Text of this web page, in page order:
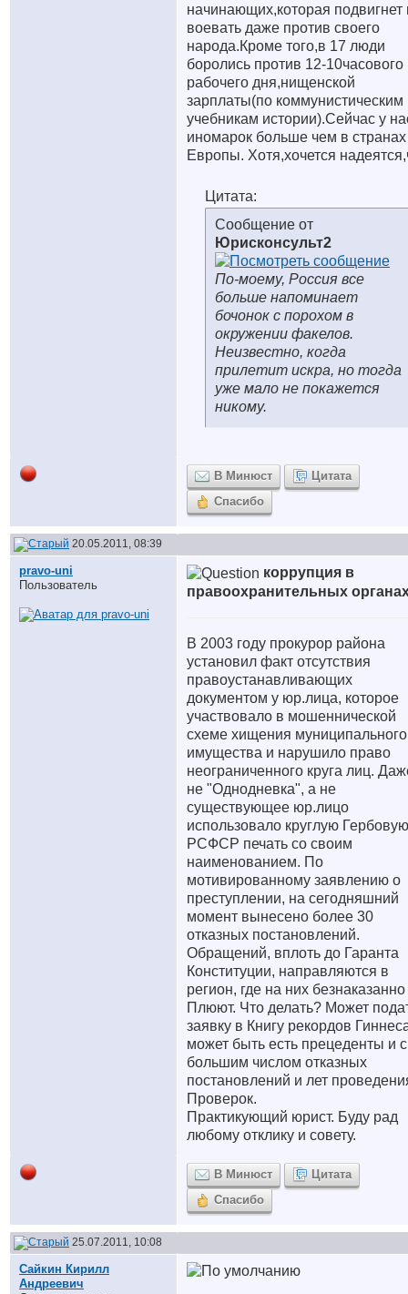
начинающих,которая подвигнет
воевать даже против своего
народа.Кроме того,в 17 люди
боролись против 12-10часового
рабочего дня,нищенской
зарплаты(по коммунистическим
учебникам истории).Сейчас у
иномарок больше чем в странах
Европы. Хотя,хочется
Цитата:
Сообщение от
Юрисконсульт2
По-моему, Россия все
больше напоминает
бочонок с порохом в
окружении факелов.
Неизвестно, когда
прилетит искра, но тогда
уже мало не покажется
никому.
В Минюст
Цитата
Спасибо
20.05.2011, 08:39
pravo-uni
Пользователь
коррупция в
правоохранительных
В 2003 году прокурор района
установил факт отсутствия
правоустанавливающих
документом у юр.лица, которое
участвовало в мошеннической
схеме хищения муниципального
имущества и нарушило право
неограниченного круга лиц.
не "Однодневка", а не
существующее юр.лицо
использовало круглую Гербовую
РСФСР печать со своим
наименованием. По
мотивированному заявлению о
преступлении, на сегодняшний
момент вынесено более 30
отказных постановлений.
Обращений, вплоть до Гаранта
Конституции, направляются в
регион, где на них безнаказанно
Плюют. Что делать? Может
заявку в Книгу рекордов
может быть есть прецеденты и с
большим числом отказных
постановлений и лет
Проверок.
Практикующий юрист. Буду рад
любому отклику и совету.
В Минюст
Цитата
Спасибо
25.07.2011, 10:08
Сайкин Кирилл
Андреевич